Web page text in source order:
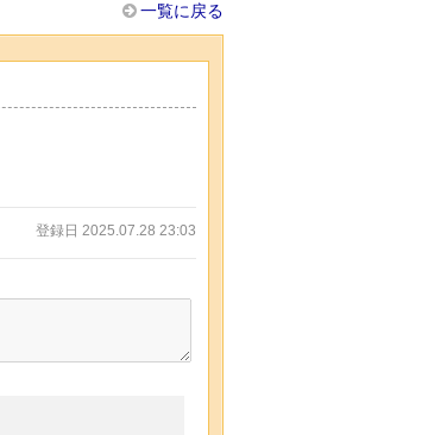
一覧に戻る
登録日 2025.07.28 23:03